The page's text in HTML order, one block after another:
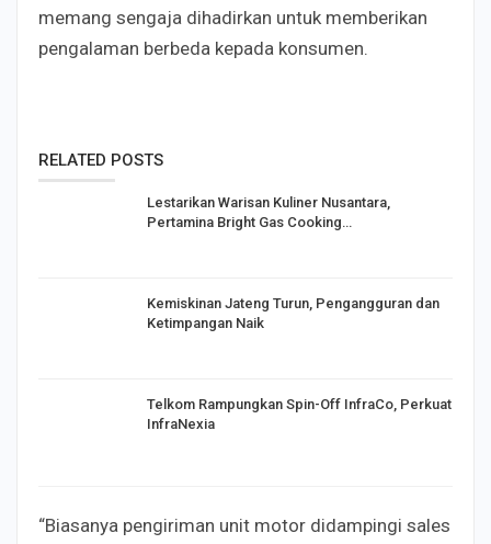
memang sengaja dihadirkan untuk memberikan
pengalaman berbeda kepada konsumen.
RELATED POSTS
Lestarikan Warisan Kuliner Nusantara,
Pertamina Bright Gas Cooking…
Kemiskinan Jateng Turun, Pengangguran dan
Ketimpangan Naik
Telkom Rampungkan Spin-Off InfraCo, Perkuat
InfraNexia
“Biasanya pengiriman unit motor didampingi sales